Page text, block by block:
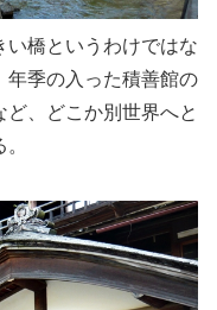
い橋というわけではな
年季の入った積善館の
、どこか別世界へと